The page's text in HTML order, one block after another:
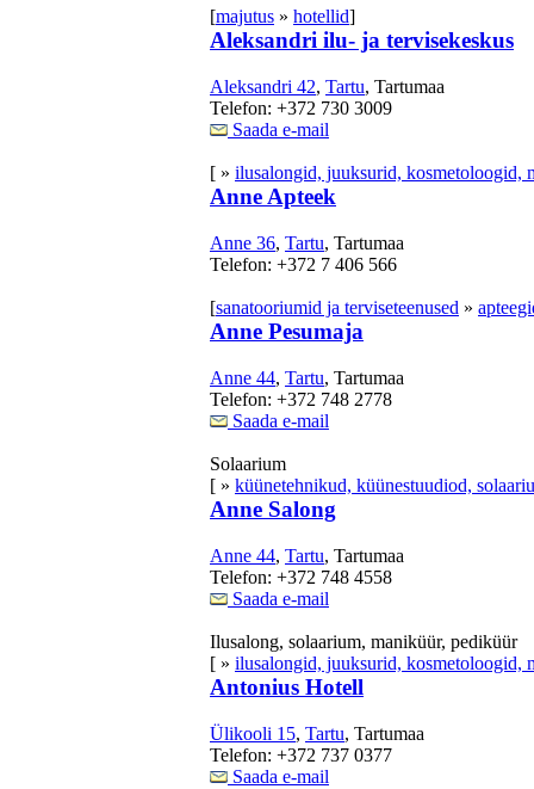
[majutus » hotellid]
Aleksandri ilu- ja tervisekeskus
Aleksandri 42, Tartu, Tartumaa
Telefon: +372 730 3009
Saada e-mail
[ » ilusalongid, juuksurid, kosmetoloogid,
Anne Apteek
Anne 36, Tartu, Tartumaa
Telefon: +372 7 406 566
[sanatooriumid ja terviseteenused »
Anne Pesumaja
Anne 44, Tartu, Tartumaa
Telefon: +372 748 2778
Saada e-mail
Solaarium
[ » küünetehnikud, küünestuudiod,
Anne Salong
Anne 44, Tartu, Tartumaa
Telefon: +372 748 4558
Saada e-mail
Ilusalong, solaarium, maniküür, pediküür
[ » ilusalongid, juuksurid, kosmetoloogid,
Antonius Hotell
Ülikooli 15, Tartu, Tartumaa
Telefon: +372 737 0377
Saada e-mail